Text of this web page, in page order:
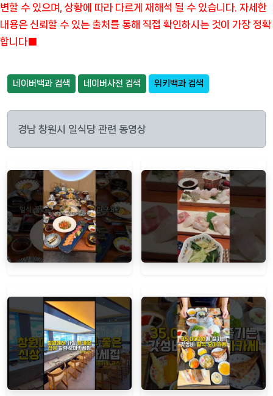
변할 수 있으며, 상황에 따라 다르게 재해석 될 수 있습니다. 자세한
내용은 신뢰할 수 있는 출처를 통해 직접 확인하시는 것이 가장 정확
합니다■
네이버백과 검색 네이버사전 검색 위키백과 검색
경남 창원시 일식당 관련 동영상